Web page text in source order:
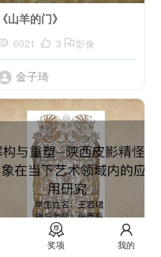
奖项 我的
《山羊的门》
6021 3 影像
金子琦